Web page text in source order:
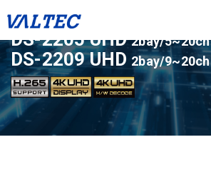
ライセンスアップ対応の人気モデル
DS-2205 UHD2bay/5~20ch
DS-2209 UHD 2bay/9~20ch